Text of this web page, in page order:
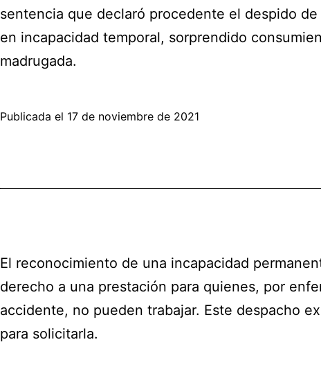
sentencia que declaró procedente el despido
en incapacidad temporal, sorprendido
madrugada.
Publicada el 17 de noviembre de 2021
El reconocimiento de una incapacidad
derecho a una prestación para quienes, por
accidente, no pueden trabajar. Este despacho
para solicitarla.